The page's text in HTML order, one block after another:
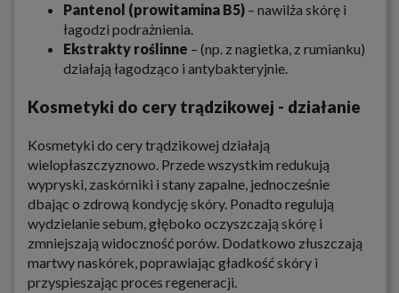
Pantenol (prowitamina B5) – nawilża skórę i
łagodzi podrażnienia.
Ekstrakty roślinne – (np. z nagietka, z rumianku)
działają łagodząco i antybakteryjnie.
Kosmetyki do cery trądzikowej - działanie
Kosmetyki do cery trądzikowej działają
wielopłaszczyznowo. Przede wszystkim redukują
wypryski, zaskórniki i stany zapalne, jednocześnie
dbając o zdrową kondycję skóry. Ponadto regulują
wydzielanie sebum, głęboko oczyszczają skórę i
zmniejszają widoczność porów. Dodatkowo złuszczają
martwy naskórek, poprawiając gładkość skóry i
przyspieszając proces regeneracji.